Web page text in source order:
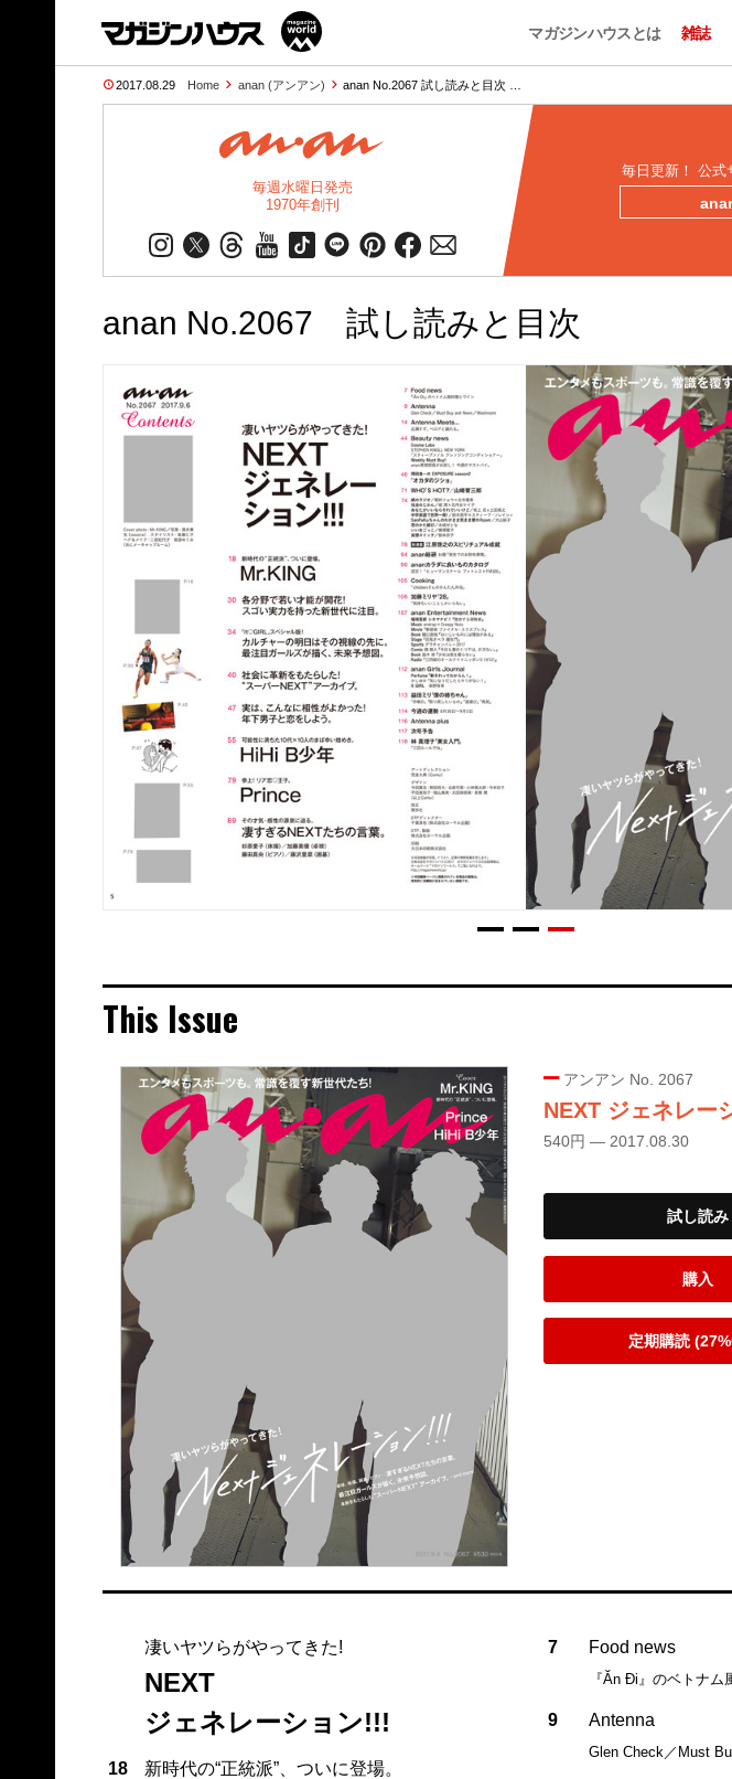
マガジンハウスとは 雑誌
2017.08.29 Home anan (アンアン) anan No.2067 試し読みと目次 …
毎週水曜日発売
1970年創刊
毎日更新！ 公式
anan No.2067 試し読みと目次
This Issue
アンアン No. 2067
NEXT ジェネレー
540円 — 2017.08.30
試し読み
購入
定期購読
凄いヤツらがやってきた!
NEXT
ジェネレーション!!!
18 新時代の“正統派”、ついに登場。
7 Food news
『Ăn Ði』のベトナム
9 Antenna
Glen Check／Must